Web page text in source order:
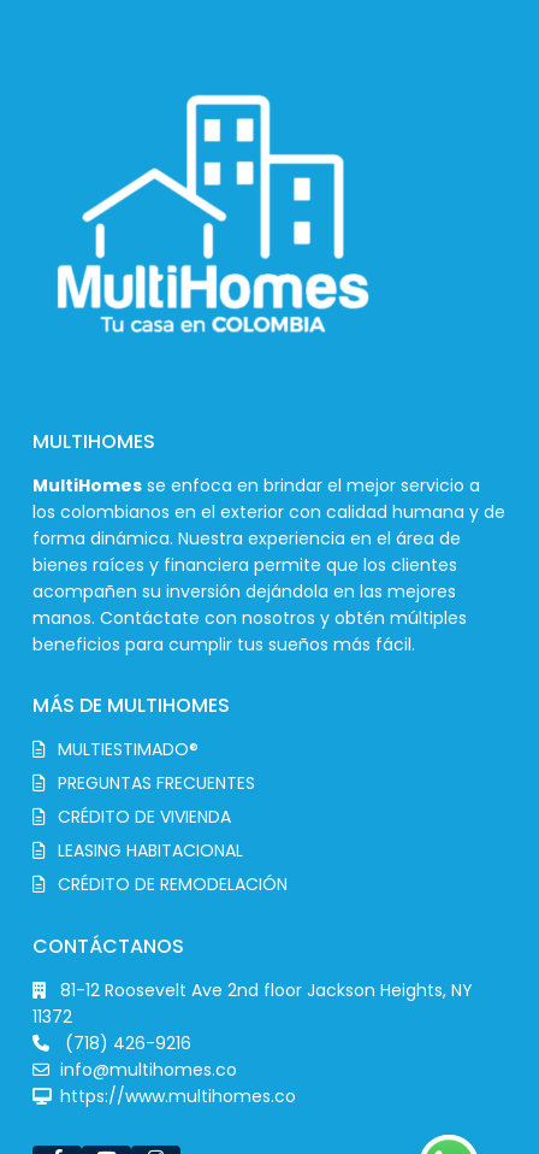
MULTIHOMES
MultiHomes se enfoca en brindar el mejor servicio a
los colombianos en el exterior con calidad humana y de
forma dinámica. Nuestra experiencia en el área de
bienes raíces y financiera permite que los clientes
acompañen su inversión dejándola en las mejores
manos. Contáctate con nosotros y obtén múltiples
beneficios para cumplir tus sueños más fácil.
MÁS DE MULTIHOMES
MULTIESTIMADO®
PREGUNTAS FRECUENTES
CRÉDITO DE VIVIENDA
LEASING HABITACIONAL
CRÉDITO DE REMODELACIÓN
CONTÁCTANOS
81-12 Roosevelt Ave 2nd floor Jackson Heights, NY
11372
(718) 426-9216
info@multihomes.co
https://www.multihomes.co